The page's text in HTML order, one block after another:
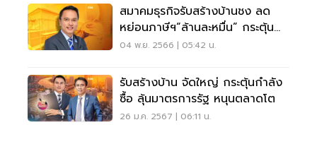
สมาคมธุรกิจรับสร้างบ้านชง ลด
หย่อนภาษีฯ“ล้านละหมื่น” กระตุ้น
ตลาดปี 67โต
04 พ.ย. 2566 | 05:42 น.
รับสร้างบ้าน จัดใหญ่ กระตุ้นกำลัง
ซื้อ ลุ้นมาตรการรัฐ หนุนตลาดโต
26 ม.ค. 2567 | 06:11 น.